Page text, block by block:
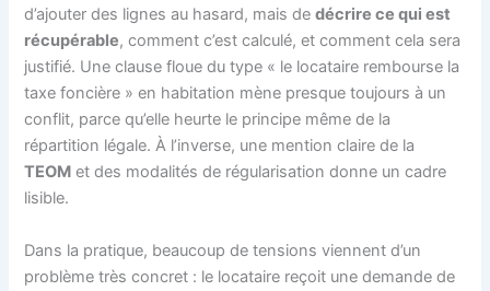
d’ajouter des lignes au hasard, mais dedécrire ce qui est
récupérable, comment c’est calculé, et comment cela sera
justifié. Une clause floue du type « le locataire rembourse la
taxe foncière » en habitation mène presque toujours à un
conflit, parce qu’elle heurte le principe même de la
répartition légale. À l’inverse, une mention claire de la
TEOM et des modalités de régularisation donne un cadre
lisible.
Dans la pratique, beaucoup de tensions viennent d’un
problème très concret : le locataire reçoit une demande de